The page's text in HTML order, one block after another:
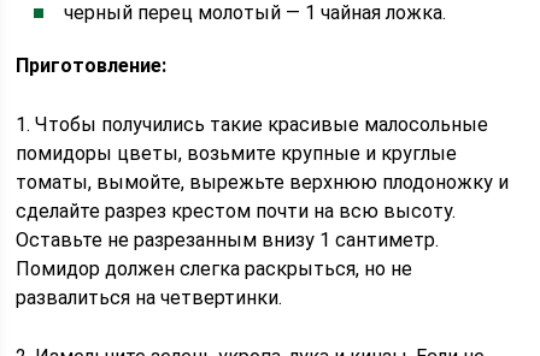
черный перец молотый — 1 чайная ложка.
Приготовление:
1. Чтобы получились такие красивые малосольные
помидоры цветы, возьмите крупные и круглые
томаты, вымойте, вырежьте верхнюю плодоножку и
сделайте разрез крестом почти на всю высоту.
Оставьте не разрезанным внизу 1 сантиметр.
Помидор должен слегка раскрыться, но не
развалиться на четвертинки.